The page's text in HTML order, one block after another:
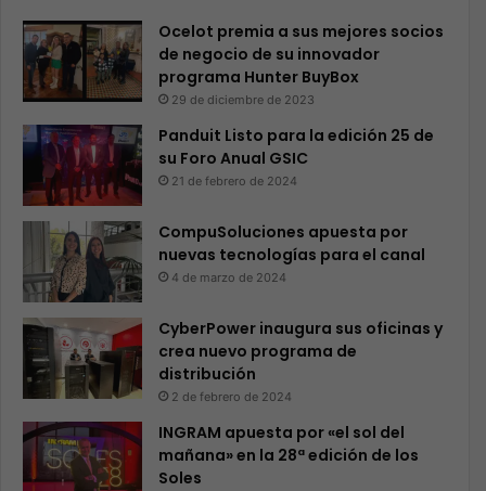
Ocelot premia a sus mejores socios
de negocio de su innovador
programa Hunter BuyBox
29 de diciembre de 2023
Panduit Listo para la edición 25 de
su Foro Anual GSIC
21 de febrero de 2024
CompuSoluciones apuesta por
nuevas tecnologías para el canal
4 de marzo de 2024
CyberPower inaugura sus oficinas y
crea nuevo programa de
distribución
2 de febrero de 2024
INGRAM apuesta por «el sol del
mañana» en la 28ª edición de los
Soles